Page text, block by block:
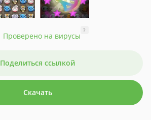
Проверено на вирусы
?
Поделиться ссылкой
Скачать